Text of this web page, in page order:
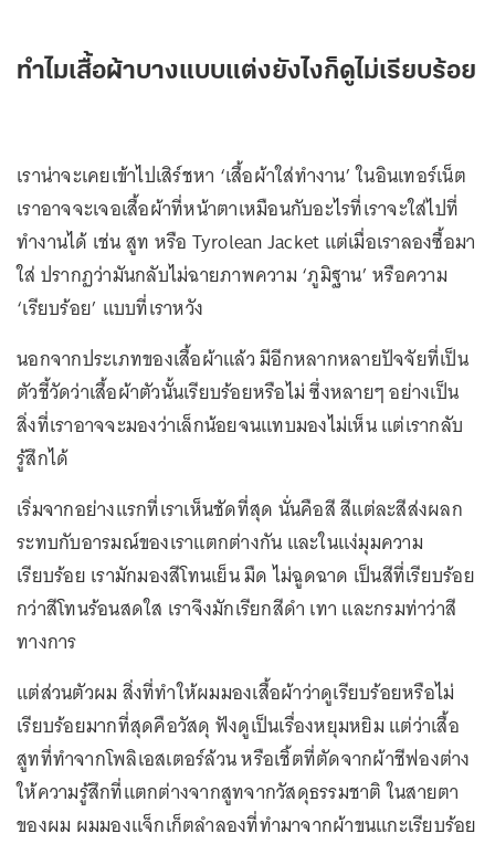
ทำไมเสื้อผ้าบางแบบแต่งยังไงก็ดูไม่เรียบร้อย
เราน่าจะเคยเข้าไปเสิร์ชหา ‘เสื้อผ้าใส่ทำงาน’ ในอินเทอร์เน็ต
เราอาจจะเจอเสื้อผ้าที่หน้าตาเหมือนกับอะไรที่เราจะใส่ไปที่
ทำงานได้ เช่น สูท หรือ Tyrolean Jacket แต่เมื่อเราลองซื้อมา
ใส่ ปรากฏว่ามันกลับไม่ฉายภาพความ ‘ภูมิฐาน’ หรือความ
‘เรียบร้อย’ แบบที่เราหวัง
นอกจากประเภทของเสื้อผ้าแล้ว มีอีกหลากหลายปัจจัยที่เป็น
ตัวชี้วัดว่าเสื้อผ้าตัวนั้นเรียบร้อยหรือไม่ ซึ่งหลายๆ อย่างเป็น
สิ่งที่เราอาจจะมองว่าเล็กน้อยจนแทบมองไม่เห็น แต่เรากลับ
รู้สึกได้
เริ่มจากอย่างแรกที่เราเห็นชัดที่สุด นั่นคือสี สีแต่ละสีส่งผลก
ระทบกับอารมณ์ของเราแตกต่างกัน และในแง่มุมความ
เรียบร้อย เรามักมองสีโทนเย็น มืด ไม่ฉูดฉาด เป็นสีที่เรียบร้อย
กว่าสีโทนร้อนสดใส เราจึงมักเรียกสีดำ เทา และกรมท่าว่าสี
ทางการ
แต่ส่วนตัวผม สิ่งที่ทำให้ผมมองเสื้อผ้าว่าดูเรียบร้อยหรือไม่
เรียบร้อยมากที่สุดคือวัสดุ ฟังดูเป็นเรื่องหยุมหยิม แต่ว่าเสื้อ
สูทที่ทำจากโพลิเอสเตอร์ล้วน หรือเชิ้ตที่ตัดจากผ้าชีฟองต่าง
ให้ความรู้สึกที่แตกต่างจากสูทจากวัสดุธรรมชาติ ในสายตา
ของผม ผมมองแจ็กเก็ตลำลองที่ทำมาจากผ้าขนแกะเรียบร้อย